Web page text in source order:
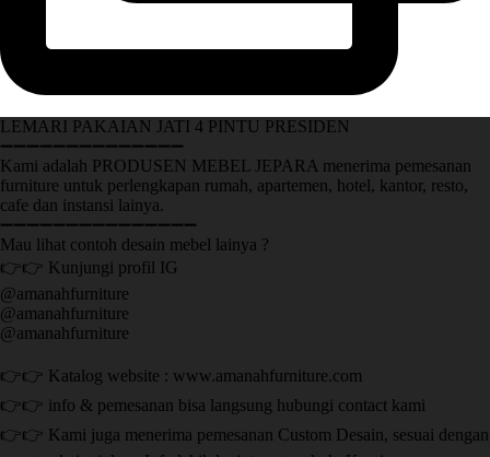
LEMARI PAKAIAN JATI 4 PINTU PRESIDEN
➖➖➖➖➖➖➖➖➖➖➖➖➖➖
Kami adalah PRODUSEN MEBEL JEPARA menerima pemesanan
furniture untuk perlengkapan rumah, apartemen, hotel, kantor, resto,
cafe dan instansi lainya.
➖➖➖➖➖➖➖➖➖➖➖➖➖➖➖
Mau lihat contoh desain mebel lainya ?
👉👉 Kunjungi profil IG
@amanahfurniture
@amanahfurniture
@amanahfurniture
👉👉 Katalog website : www.amanahfurniture.com
👉👉 info & pemesanan bisa langsung hubungi contact kami
👉👉 Kami juga menerima pemesanan Custom Desain, sesuai dengan